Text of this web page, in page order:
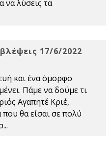
να λύσεις τα
17/6/2022
και ένα όμορφο
Πάμε να δούμε τι
Αγαπητέ Κριέ,
που θα είσαι σε πολύ
...